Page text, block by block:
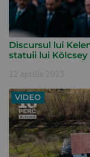
Discursul lui
statuii lui Kölcsey
12 aprilie 2023
VIDEO